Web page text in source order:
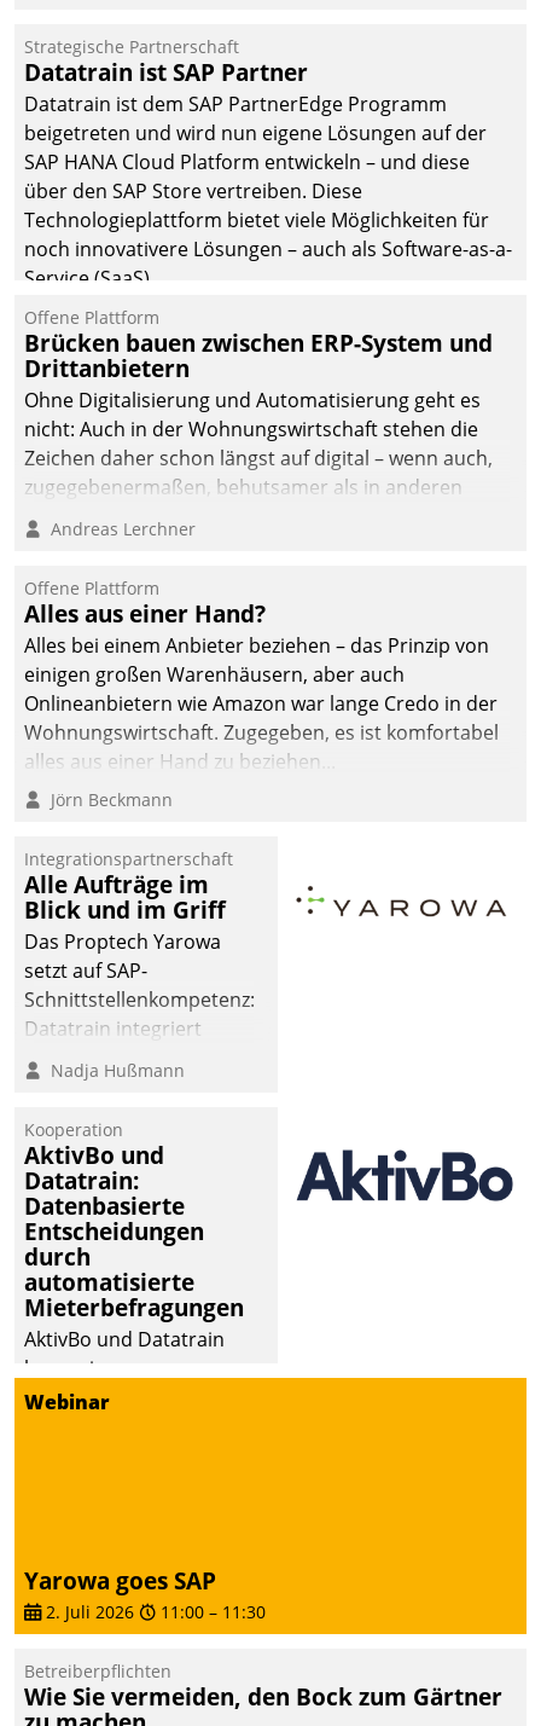
Unternehmen.
Strategische Partnerschaft
Datatrain ist SAP Partner
Datatrain ist dem SAP PartnerEdge Programm
beigetreten und wird nun eigene Lösungen auf der
SAP HANA Cloud Platform entwickeln – und diese
über den SAP Store vertreiben. Diese
Technologieplattform bietet viele Möglichkeiten für
noch innovativere Lösungen – auch als Software-as-a-
Service (SaaS).
Offene Plattform
Brücken bauen zwischen ERP-System und
Drittanbietern
Ohne Digitalisierung und Automatisierung geht es
nicht: Auch in der Wohnungswirtschaft stehen die
Zeichen daher schon längst auf digital – wenn auch,
zugegebenermaßen, behutsamer als in anderen
Branchen.
Andreas Lerchner
Offene Plattform
Alles aus einer Hand?
Alles bei einem Anbieter beziehen – das Prinzip von
einigen großen Warenhäusern, aber auch
Onlineanbietern wie Amazon war lange Credo in der
Wohnungswirtschaft. Zugegeben, es ist komfortabel
alles aus einer Hand zu beziehen...
Jörn Beckmann
Integrationspartnerschaft
Alle Aufträge im
Blick und im Griff
Das Proptech Yarowa
setzt auf SAP-
Schnittstellenkompetenz:
Datatrain integriert
Yarowas Portal zur
Vergabe und Verwaltung
operativen
Instandhaltung in die
SAP-Systemlandschaft
deutscher
Wohnungsunternehmen
– und beschleunigt damit
den Weg vom
Mieteranliegen zum
Dienstleisterauftrag.
Nadja Hußmann
Kooperation
AktivBo und
Datatrain:
Datenbasierte
Entscheidungen
durch
automatisierte
Mieterbefragungen
AktivBo und Datatrain
kooperieren –
Immobilienunternehmen
zielgerichtete
Mieterbefragungen – eine
starke Grundlage für
intelligente,
datengestützte
Entscheidungen.
Webinar
Yarowa goes SAP
2. Juli 2026 11:00 – 11:30
Betreiberpflichten
Wie Sie vermeiden, den Bock zum Gärtner